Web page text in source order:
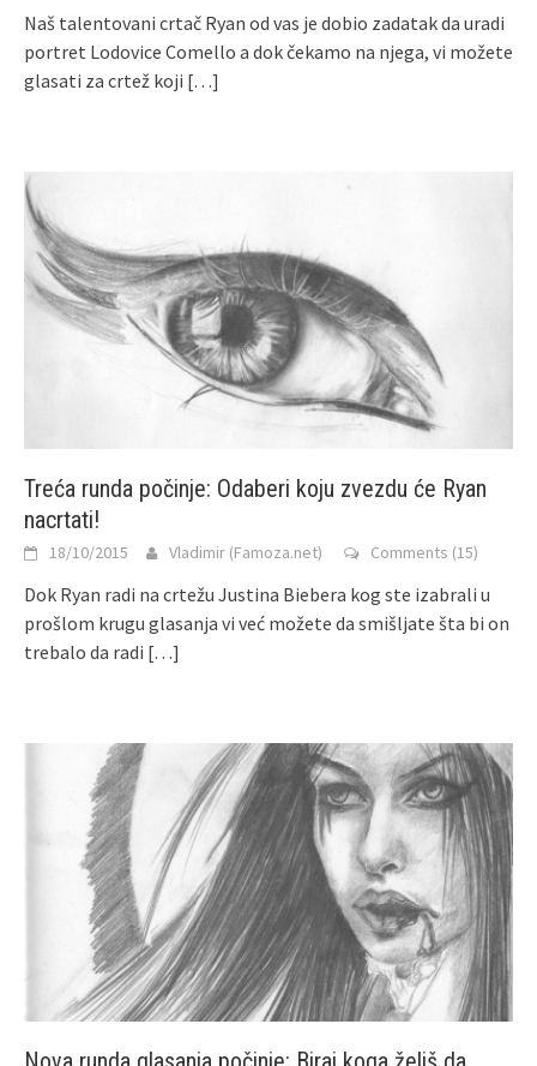
Naš talentovani crtač Ryan od vas je dobio zadatak da uradi
portret Lodovice Comello a dok čekamo na njega, vi možete
glasati za crtež koji […]
Treća runda počinje: Odaberi koju zvezdu će Ryan
nacrtati!
18/10/2015 Vladimir (Famoza.net) Comments (15)
Dok Ryan radi na crtežu Justina Biebera kog ste izabrali u
prošlom krugu glasanja vi već možete da smišljate šta bi on
trebalo da radi […]